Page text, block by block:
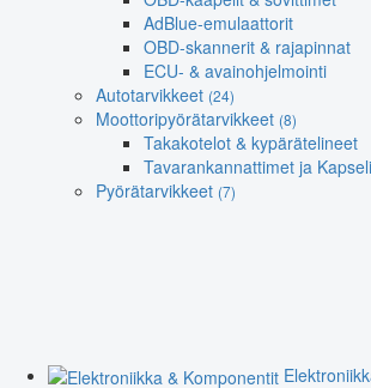
AdBlue-emulaattorit
OBD-skannerit & rajapinnat
ECU- & avainohjelmointi
Autotarvikkeet (24)
Moottoripyörätarvikkeet (8)
Takakotelot & kypärätelineet
Tavarankannattimet ja
Pyörätarvikkeet (7)